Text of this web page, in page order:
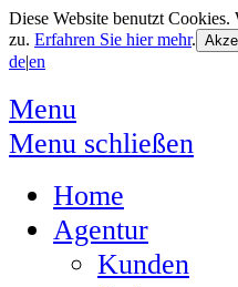
Diese Website benutzt
zu. Erfahren Sie hier mehr.
de|en
Menu
Menu schließen
Home
Agentur
Kunden